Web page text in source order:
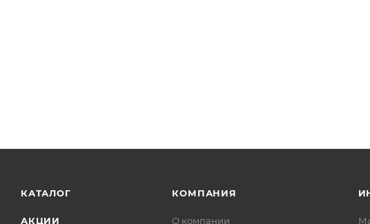
КАТАЛОГ
АКЦИИ
КОМПАНИЯ
О компании